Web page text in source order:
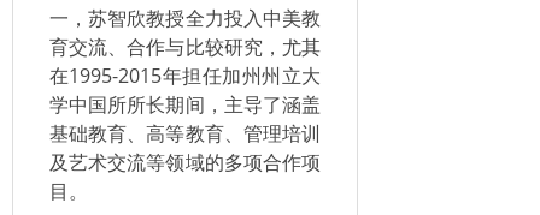
一，苏智欣教授全力投入中美教
育交流、合作与比较研究，尤其
在1995-2015年担任加州州立大
学中国所所长期间，主导了涵盖
基础教育、高等教育、管理培训
及艺术交流等领域的多项合作项
目。